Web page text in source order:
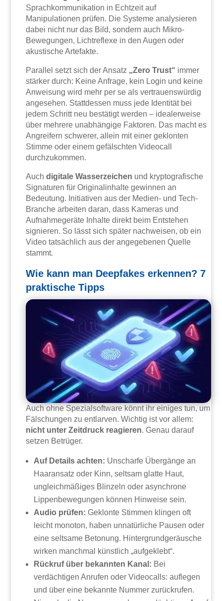
Sprachkommunikation in Echtzeit auf
Manipulationen prüfen. Die Systeme analysieren
dabei nicht nur das Bild, sondern auch Mikro-
Bewegungen, Lichtreflexe in den Augen oder
akustische Artefakte.
Parallel setzt sich der Ansatz „Zero Trust“ immer
stärker durch: Keine Anfrage, kein Login und keine
Anweisung wird mehr per se als vertrauenswürdig
angesehen. Stattdessen muss jede Identität bei
jedem Schritt neu bestätigt werden – idealerweise
über mehrere unabhängige Faktoren. Das macht es
Angreifern schwerer, allein mit einer geklonten
Stimme oder einem gefälschten Videocall
durchzukommen.
Auchdigitale Wasserzeichen und kryptografische
Signaturen für Originalinhalte gewinnen an
Bedeutung. Initiativen aus der Medien- und Tech-
Branche arbeiten daran, dass Kameras und
Aufnahmegeräte Inhalte direkt beim Entstehen
signieren. So lässt sich später nachweisen, ob ein
Video tatsächlich aus der angegebenen Quelle
stammt.
Wie kann man Deepfakes erkennen? 7
praktische Tipps
Auch ohne Spezialsoftware könnt ihr einiges tun, um
Fälschungen zu entlarven. Wichtig ist vor allem:
nicht unter Zeitdruck reagieren. Genau darauf
setzen Betrüger.
Auf Details achten: Unscharfe Übergänge an
Haaransatz oder Kinn, seltsam glatte Haut,
ungleichmäßiges Blinzeln oder asynchrone
Lippenbewegungen können Hinweise sein.
Audio prüfen: Geklonte Stimmen klingen oft
leicht monoton, haben unnatürliche Pausen oder
eine seltsame Betonung. Hintergrundgeräusche
wirken manchmal künstlich „aufgeklebt“.
Rückruf über bekannten Kanal: Bei
verdächtigen Anrufen oder Videocalls: auflegen
und über eine bekannte Nummer zurückrufen.